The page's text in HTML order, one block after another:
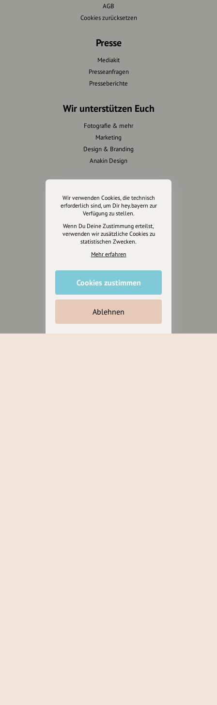
AGB
Cookies zurücksetzen
Presse
Mediakit
Presseanfragen
Presseberichte
Wir unterstützen Euch
Fotografie & mehr
Marketing
Design & Branding
Anakin Design
Unterstütze
unsere Plattform
hey.bayern ist ein Projekt von
uns für unsere Region und
für alle, die uns besuchen
Inhalte vorschlagen
Wir verwenden Cookies, die technisch
erforderlich sind, um Dir hey.bayern zur
Verfügung zu stellen.
Wenn Du Deine Zustimmung erteilst,
verwenden wir zusätzliche Cookies zu
statistischen Zwecken.
Mehr erfahren
Cookies zustimmen
Ablehnen